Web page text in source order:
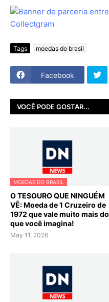
Tags moedas do brasil
Facebook
VOCÊ PODE GOSTAR...
MOEDAS DO BRASIL
O TESOURO QUE NINGUÉM
VÊ: Moeda de 1 Cruzeiro de
1972 que vale muito mais do
que você imagina!
May 11, 2026